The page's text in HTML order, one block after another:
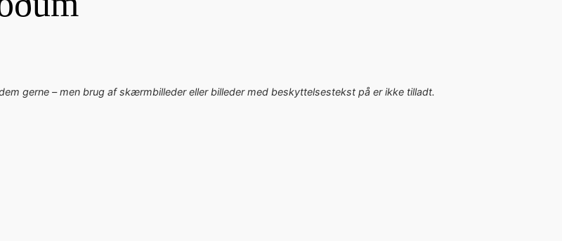
gerne – men brug af skærmbilleder eller billeder med beskyttelsestekst på er ikke tilladt.